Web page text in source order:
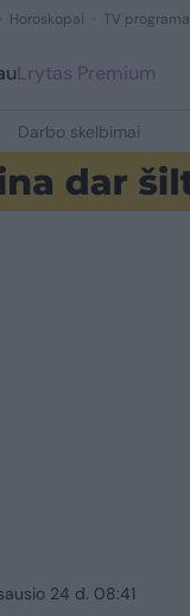
Horoskopai TV programa
Lrytas Premium
Darbo skelbimai
24 d. 08:41